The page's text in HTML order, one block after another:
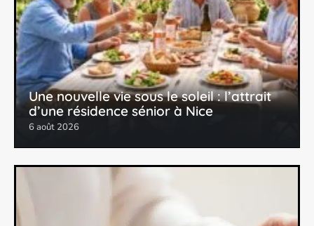
Une nouvelle vie sous le soleil : l’attrait
d’une résidence sénior à Nice
6 août 2026